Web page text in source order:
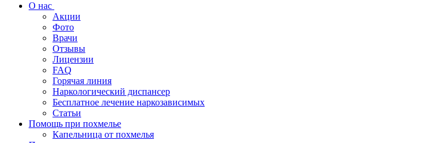
О нас
Акции
Фото
Врачи
Отзывы
Лицензии
FAQ
Горячая линия
Наркологический диспансер
Бесплатное лечение наркозависимых
Статьи
Помощь при похмелье
Капельница от похмелья